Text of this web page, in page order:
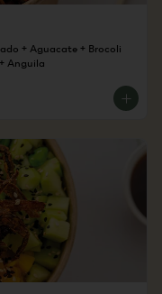
+ Aguacate + Brocoli
Anguila